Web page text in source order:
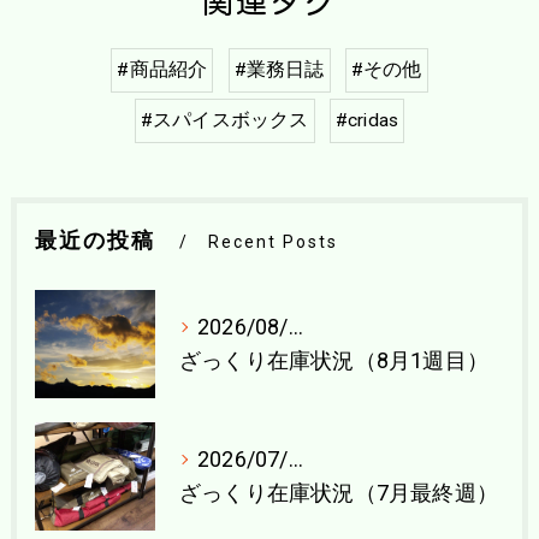
#商品紹介 #業務日誌 #その他
#スパイスボックス #cridas
最近の投稿 Recent Posts
2026/08/04
ざっくり在庫状況（8月1週目）
2026/07/27
ざっくり在庫状況（7月最終週）